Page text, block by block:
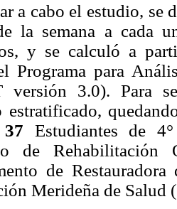
a cabo el estudio, se
la semana a cada
y se calculó a
Programa para
versión 3.0). Para
estratificado,
37 Estudiantes de
de
de
Merideña de Salud